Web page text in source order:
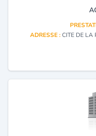
ADRESSE :CITE DE LA